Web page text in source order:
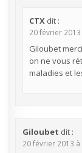
CTX dit :
20 février
Giloubet
on ne vous
maladies et
Giloubet dit :
20 février 2013 à